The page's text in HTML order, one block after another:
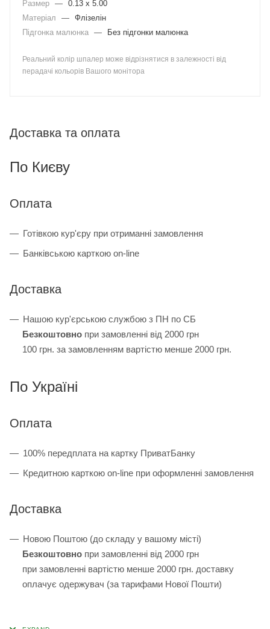
Размер — 0.13 x 5.00
Матеріал
— Флізелін
Підгонка малюнка — Без підгонки малюнка
Реальний колір шпалер може відрізнятися в залежності від
перадачі кольорів Вашого монітора
Доставка та оплата
По Києву
Оплата
Готівкою кур'єру при отриманні замовлення
Банківською карткою on-line
Доставка
Нашою кур'єрською службою з ПН по СБ
Безкоштовно при замовленні від 2000 грн
100 грн. за замовленням вартістю менше 2000 грн.
По Україні
Оплата
100% передплата на картку ПриватБанку
Кредитною карткою on-line при оформленні замовлення
Доставка
Новою Поштою (до складу у вашому місті)
Безкоштовно при замовленні від 2000 грн
при замовленні вартістю менше 2000 грн. доставку
оплачує одержувач (за тарифами Нової Пошти)